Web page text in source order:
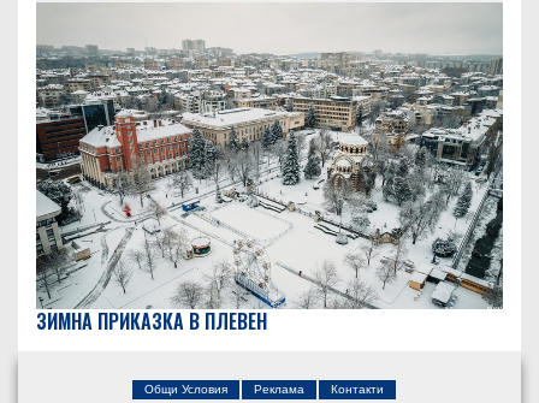
ЗИМНА ПРИКАЗКА В ПЛЕВЕН
Общи Условия Реклама Контакти